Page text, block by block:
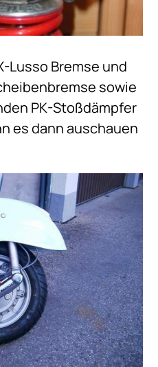
Lusso Bremse und
sowie
PK-Stoßdämpfer
es dann auschauen